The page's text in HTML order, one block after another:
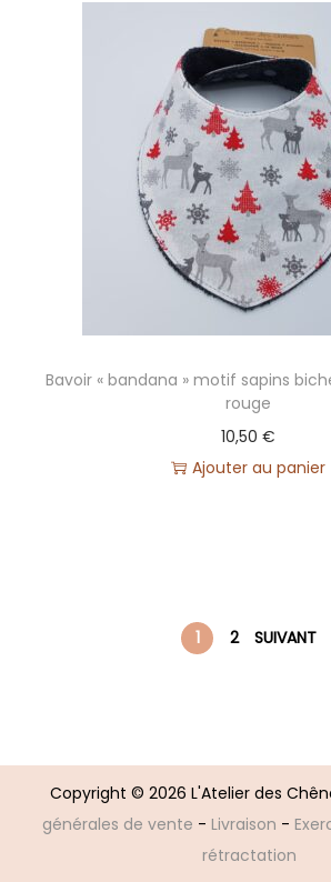
Bavoir « bandana » motif sapins
rouge
10,50€
Ajouter au panier
1 2 SUIVANT
Copyright © 2026 L'Atelier des
générales de vente - Livraison -
rétractation